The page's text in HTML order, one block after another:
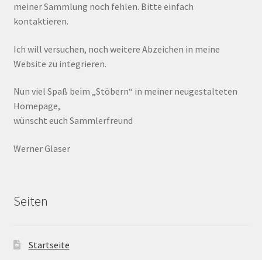
meiner Sammlung noch fehlen. Bitte einfach
kontaktieren.
Ich will versuchen, noch weitere Abzeichen in meine
Website zu integrieren.
Nun viel Spaß beim „Stöbern“ in meiner neugestalteten
Homepage,
wünscht euch Sammlerfreund
Werner Glaser
Seiten
Startseite